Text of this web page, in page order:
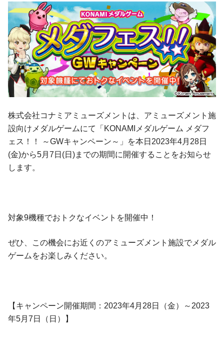
株式会社コナミアミューズメントは、アミューズメント施
設向けメダルゲームにて「KONAMIメダルゲーム メダフ
ェス！！ ～GWキャンペーン～」を本日2023年4月28日
(金)から5月7日(日)までの期間に開催することをお知らせ
します。
対象9機種でおトクなイベントを開催中！
ぜひ、この機会にお近くのアミューズメント施設でメダル
ゲームをお楽しみください。
【キャンペーン開催期間：2023年4月28日（金）～2023
年5月7日（日）】